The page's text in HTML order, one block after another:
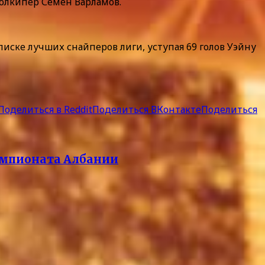
лучших снайперов лиги, уступая 69 голов Уэйну
в RedditПоделиться ВКонтактеПоделиться
Албании